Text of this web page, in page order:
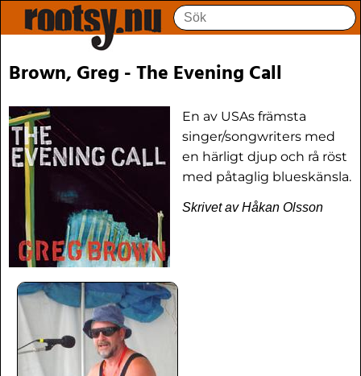
Brown, Greg - The Evening Call
En av USAs främsta
singer/songwriters med
en härligt djup och rå röst
med påtaglig blueskänsla.
Skrivet av Håkan Olsson